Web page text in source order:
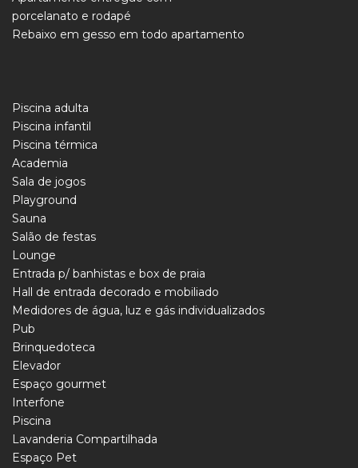
porcelanato e rodapé
Rebaixo em gesso em todo apartamento
Piscina adulta
Piscina infantil
Piscina térmica
Academia
Sala de jogos
Playground
Sauna
Salão de festas
Lounge
Entrada p/ banhistas e box de praia
Hall de entrada decorado e mobiliado
Medidores de água, luz e gás individualizados
Pub
Brinquedoteca
Elevador
Espaço gourmet
Interfone
Piscina
Lavanderia Compartilhada
Espaço Pet